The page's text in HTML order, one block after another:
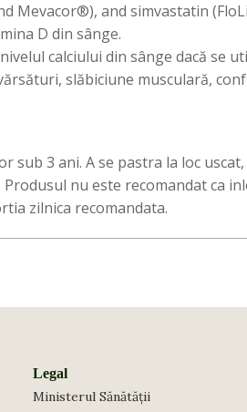
Mevacor®), and simvastatin
D din sânge.
calciului din sânge dacă se
slăbiciune musculară,
3 ani. A se pastra la loc
nu este recomandat ca
zilnica recomandata.
Legal
Ministerul Sănătății